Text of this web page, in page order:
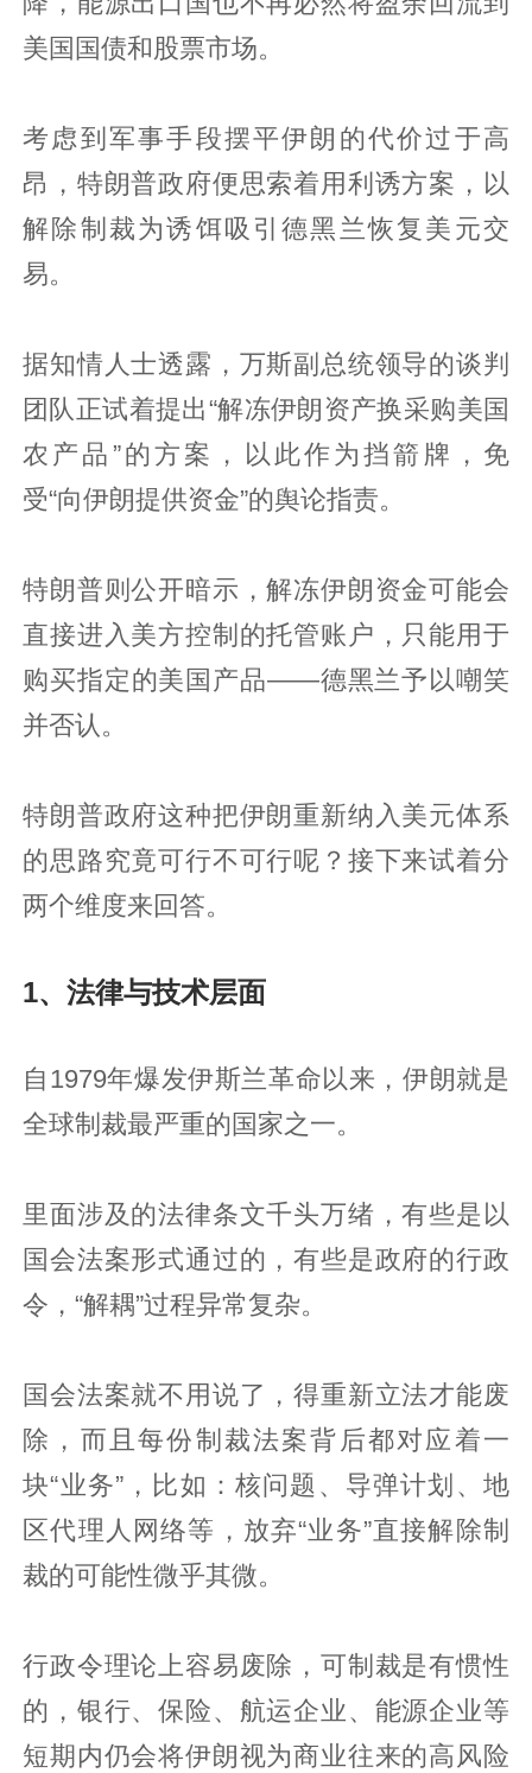
美国国债和股票市场。
考虑到军事手段摆平伊朗的代价过于高
昂，特朗普政府便思索着用利诱方案，以
解除制裁为诱饵吸引德黑兰恢复美元交
易。
据知情人士透露，万斯副总统领导的谈判
团队正试着提出“解冻伊朗资产换采购美国
农产品”的方案，以此作为挡箭牌，免
受“向伊朗提供资金”的舆论指责。
特朗普则公开暗示，解冻伊朗资金可能会
直接进入美方控制的托管账户，只能用于
购买指定的美国产品——德黑兰予以嘲笑
并否认。
特朗普政府这种把伊朗重新纳入美元体系
的思路究竟可行不可行呢？接下来试着分
两个维度来回答。
1、法律与技术层面
自1979年爆发伊斯兰革命以来，伊朗就是
全球制裁最严重的国家之一。
里面涉及的法律条文千头万绪，有些是以
国会法案形式通过的，有些是政府的行政
令，“解耦”过程异常复杂。
国会法案就不用说了，得重新立法才能废
除，而且每份制裁法案背后都对应着一
块“业务”，比如：核问题、导弹计划、地
区代理人网络等，放弃“业务”直接解除制
裁的可能性微乎其微。
行政令理论上容易废除，可制裁是有惯性
的，银行、保险、航运企业、能源企业等
短期内仍会将伊朗视为商业往来的高风险